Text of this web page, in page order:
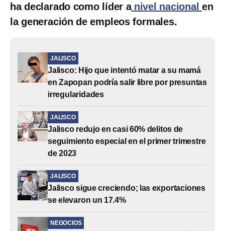
ha declarado como líder anivel nacionalen
la generación de empleos formales.
JALISCO
Jalisco: Hijo que intentó matar a su mamá
en Zapopan podría salir libre por presuntas
irregularidades
JALISCO
Jalisco redujo en casi 60% delitos de
seguimiento especial en el primer trimestre
de 2023
JALISCO
Jalisco sigue creciendo; las exportaciones
se elevaron un 17.4%
NEGOCIOS